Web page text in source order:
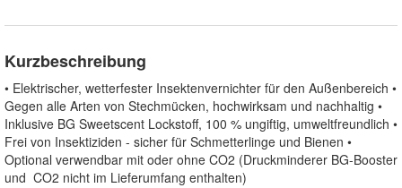
Kurzbeschreibung
• Elektrischer, wetterfester Insektenvernichter für den Außenbereich •
Gegen alle Arten von Stechmücken, hochwirksam und nachhaltig •
Inklusive BG Sweetscent Lockstoff, 100 % ungiftig, umweltfreundlich •
Frei von Insektiziden - sicher für Schmetterlinge und Bienen •
Optional verwendbar mit oder ohne CO2 (Druckminderer BG-Booster
und CO2 nicht im Lieferumfang enthalten)